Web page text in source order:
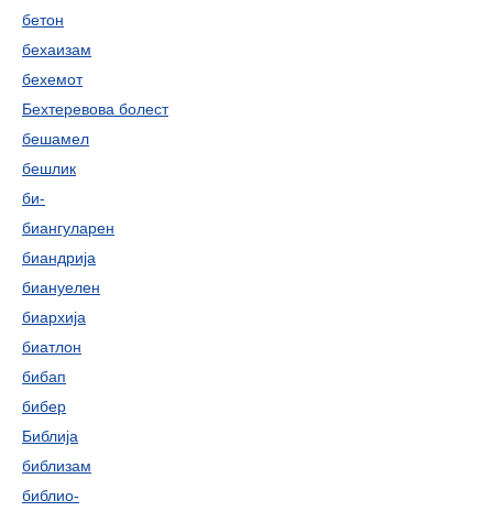
бетон
бехаизам
бехемот
Бехтеревова болест
бешамел
бешлик
би-
биангуларен
биандрија
биануелен
биархија
биатлон
бибап
бибер
Библија
библизам
библио-